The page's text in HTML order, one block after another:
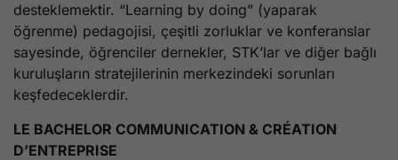
desteklemektir. “Learning by doing” (yaparak
öğrenme) pedagojisi, çeşitli zorluklar ve konferanslar
sayesinde, öğrenciler dernekler, STK’lar ve diğer bağlı
kuruluşların stratejilerinin merkezindeki sorunları
keşfedeceklerdir.
LE BACHELOR COMMUNICATION & CRÉATION
D’ENTREPRISE